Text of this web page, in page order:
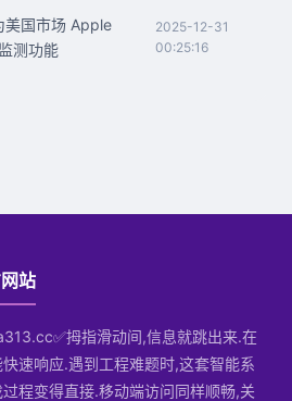
美国市场 Apple
测功能
2025-12-31
00:25:16
站
拇指滑动间,信息就跳出来.在
速响应.遇到工程难题时,这套智能系
程变得直接.移动端访问同样顺畅,关